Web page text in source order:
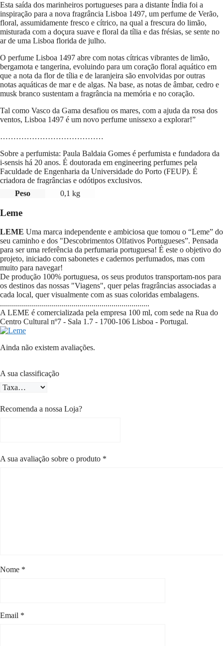
Esta saída dos marinheiros portugueses para a distante Índia foi a
inspiração para a nova fragrância Lisboa 1497, um perfume de Verão,
floral, assumidamente fresco e cítrico, na qual a frescura do limão,
misturada com a doçura suave e floral da tília e das frésias, se sente no
ar de uma Lisboa florida de julho.
O perfume Lisboa 1497 abre com notas cítricas vibrantes de limão,
bergamota e tangerina, evoluindo para um coração floral aquático em
que a nota da flor de tília e de laranjeira são envolvidas por outras
notas aquáticas de mar e de algas. Na base, as notas de âmbar, cedro e
musk branco sustentam a fragrância na memória e no coração.
Tal como Vasco da Gama desafiou os mares, com a ajuda da rosa dos
ventos, Lisboa 1497 é um novo perfume unissexo a explorar!”
…………………………………
Sobre a perfumista: Paula Baldaia Gomes é perfumista e fundadora da
i-sensis há 20 anos. É doutorada em engineering perfumes pela
Faculdade de Engenharia da Universidade do Porto (FEUP). É
criadora de fragrâncias e odótipos exclusivos.
Peso
0,1 kg
Leme
LEME Uma marca independente e ambiciosa que tomou o “Leme” do
seu caminho e dos "Descobrimentos Olfativos Portugueses”. Pensada
para ser uma referência da perfumaria portuguesa! É este o objetivo do
projeto, iniciado com sabonetes e cadernos perfumados, mas com
muito para navegar!
De produção 100% portuguesa, os seus produtos transportam-nos para
os destinos das nossas "Viagens", quer pelas fragrâncias associadas a
cada local, quer visualmente com as suas coloridas embalagens.
...........................................................................
A LEME é comercializada pela empresa 100 ml, com sede na Rua do
Centro Cultural nº7 - Sala 1.7 - 1700-106 Lisboa - Portugal.
Ainda não existem avaliações.
A sua classificação
Recomenda a nossa Loja?
A sua avaliação sobre o produto *
Nome *
Email *